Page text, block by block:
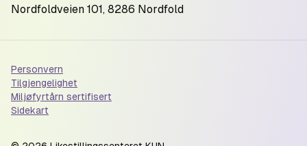
Nordfoldveien 101, 8286 Nordfold
Personvern
Tilgjengelighet
Miljøfyrtårn sertifisert
Sidekart